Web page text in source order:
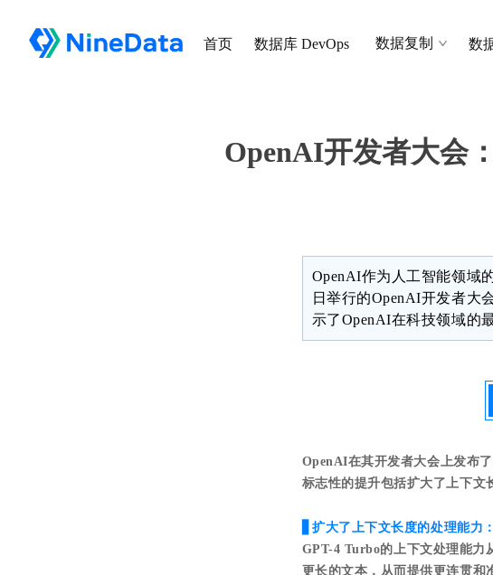
首页 数据库 DevOps 数据复制 数
OpenAI开发者大会
OpenAI作为人工智能领域
日举行的OpenAI开发者大
示了OpenAI在科技领域的
OpenAI在其开发者大会上发布
标志性的提升包括扩大了上下文
▋扩大了上下文长度的处理能力：
GPT-4 Turbo的上下文处理能力
更长的文本，从而提供更连贯和